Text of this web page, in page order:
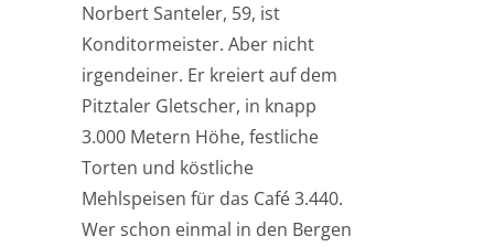
Norbert Santeler, 59, ist
Konditormeister. Aber nicht
irgendeiner. Er kreiert auf dem
Pitztaler Gletscher, in knapp
3.000 Metern Höhe, festliche
Torten und köstliche
Mehlspeisen für das Café 3.440.
Wer schon einmal in den Bergen